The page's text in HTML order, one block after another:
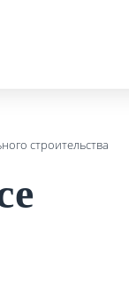
строительства